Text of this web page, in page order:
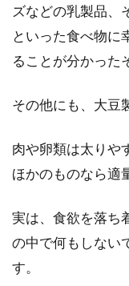
ズなどの乳製品、
といった食べ物に
ることが分かった
その他にも、大豆
肉や卵類は太りや
ほかのものなら適
実は、食欲を落ち
の中で何もしない
す。